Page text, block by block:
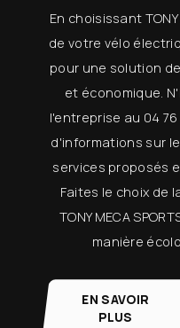
En choisissant
de votre vélo
pour une solution
et économique.
l'entreprise au 04
d'informations sur
services proposés
Faites le choix de
TONY MECA
manière
EN SAVOIR
PLUS